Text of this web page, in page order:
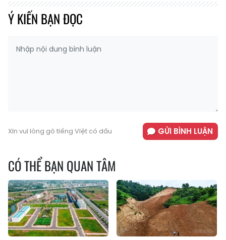
Ý KIẾN BẠN ĐỌC
Xin vui lòng gõ tiếng Việt có dấu GỬI BÌNH LUẬN
CÓ THỂ BẠN QUAN TÂM